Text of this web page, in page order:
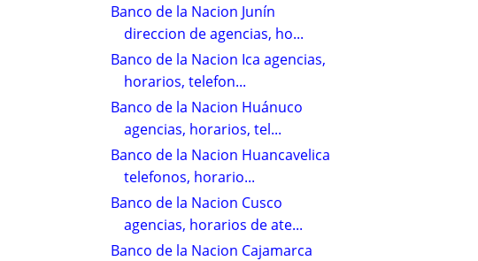
Banco de la Nacion Junín
direccion de agencias, ho...
Banco de la Nacion Ica agencias,
horarios, telefon...
Banco de la Nacion Huánuco
agencias, horarios, tel...
Banco de la Nacion Huancavelica
telefonos, horario...
Banco de la Nacion Cusco
agencias, horarios de ate...
Banco de la Nacion Cajamarca